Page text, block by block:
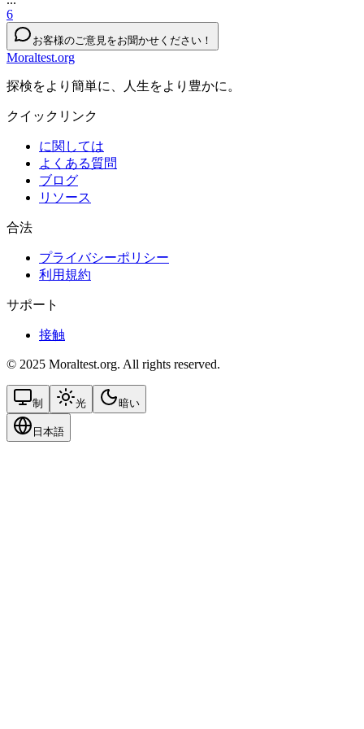
6
お客様のご意見をお聞かせください！
Moraltest.org
探検をより簡単に、人生をより豊かに。
クイックリンク
に関しては
よくある質問
ブログ
リソース
合法
プライバシーポリシー
利用規約
サポート
接触
© 2025 Moraltest.org. All rights reserved.
制 光 暗い
日本語